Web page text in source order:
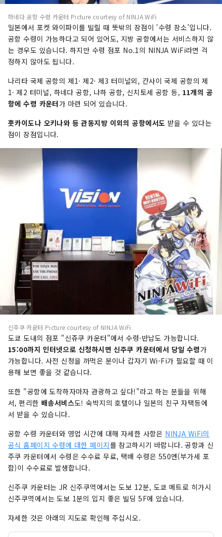
하네다 공항 수령 카운터 Picture courtesy of NINJA WiFi
일본에서 포켓 와이파이를 빌릴 때 뜻밖의 장점이 '수령 장소'입니다.
공항 수령이 가능하다고 되어 있어도, 지방 공항에서는 서비스하지 않
는 경우도 있습니다. 하지만 수령 점포 No.1의 NINJA WiFi라면 걱
정하지 않아도 됩니다.
나리타 국제 공항의 제1· 제2· 제3 터미널외, 칸사이 국제 공항의 제
1· 제2 터미널, 하네다 공항, 나하 공항, 신치토세 공항 등, 11개의 공
항에 수령 카운터가 마련 되어 있습니다.
훗카이도나 오키나와 등 관동지방 이외의 공항에서도 받을 수 있다는
점이 장점입니다.
신주쿠 카운터 Picture courtesy of NINJA WiFi
도쿄 도내의 점포 "신쥬쿠 카운터"에서 수령·반납도 가능합니다.
15:00까지 인터넷으로 신청하시면 신주쿠 카운터에서 당일 수령가
가능합니다. 사전 신청을 까먹은 분이나 갑자기 Wi-Fi가 필요할 때 이
용해 보면 좋을 것 같습니다.
또한 "공항에 도착하자마자 관광하고 싶다!"라고 하는 분들을 위해
서, 편리한 배송서비스도! 숙박지의 호텔이나 일본의 친구 자택등에
서 받을 수 있습니다.
공항 수령 카운터와 영업 시간에 대해 자세한 사항은 NINJA WiFi의
공식 홈페이지 수령에 대한 페이지를 참고하시기 바랍니다. 공항과 신
주쿠 카운터에서 수령은 수수료 무료, 택배 수령은 550엔(부가세 포
함)이 수수료로 발생합니다.
신주쿠 카운터는 JR 신주쿠역에서는 도보 12분, 도쿄 메트로 히가시
신주쿠역에서는 도보 1분의 입지 좋은 빌딩 5F에 있습니다.
자세한 것은 아래의 지도로 확인해 주십시오.